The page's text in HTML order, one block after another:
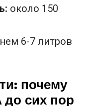
около 150
6-7 литров
почему
до сих пор